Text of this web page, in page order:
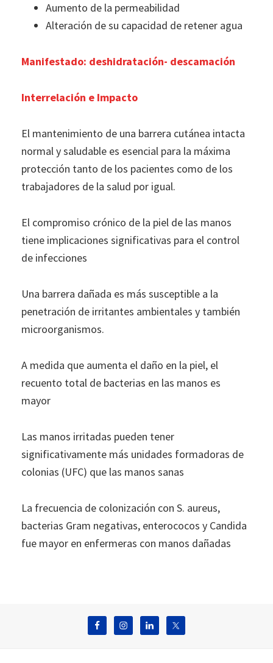
Aumento de la permeabilidad
Alteración de su capacidad de retener agua
Manifestado: deshidratación- descamación
Interrelación e Impacto
El mantenimiento de una barrera cutánea intacta
normal y saludable es esencial para la máxima
protección tanto de los pacientes como de los
trabajadores de la salud por igual.
El compromiso crónico de la piel de las manos
tiene implicaciones significativas para el control
de infecciones
Una barrera dañada es más susceptible a la
penetración de irritantes ambientales y también
microorganismos.
A medida que aumenta el daño en la piel, el
recuento total de bacterias en las manos es
mayor
Las manos irritadas pueden tener
significativamente más unidades formadoras de
colonias (UFC) que las manos sanas
La frecuencia de colonización con S. aureus,
bacterias Gram negativas, enterococos y Candida
fue mayor en enfermeras con manos dañadas